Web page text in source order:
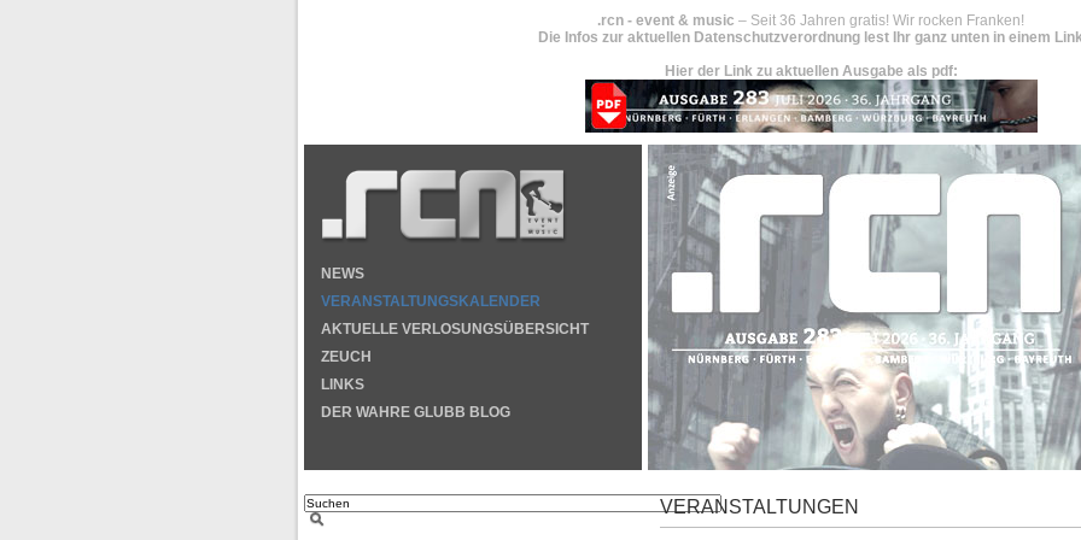
.rcn - event & music – Seit 36 Jahren gratis! Wir rocken Franken!
Die Infos zur aktuellen Datenschutzverordnung lest Ihr ganz unten in einem
Hier der Link zu aktuellen Ausgabe als pdf:
NEWS
VERANSTALTUNGSKALENDER
AKTUELLE VERLOSUNGSÜBERSICHT
ZEUCH
LINKS
DER WAHRE GLUBB BLOG
VERANSTALTUNGEN